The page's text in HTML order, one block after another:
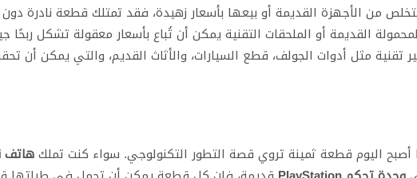
من الأجهزة القديمة أو بيعها بأسعار زهيدة، فقد تمتلك قطعة نادرة
القديمة أو الملحقات التقنية يمكن أن تُباع بأسعار معقولة تشكل ربحًا
تقنية مثل أدوات الجولف، قطع السيارات، والأثاث القديم، والتي يمكن أن
أصبح اليوم قطعة ثمينة تروي قصة التطور التكنولوجي. سواء كنت تملكهاتف